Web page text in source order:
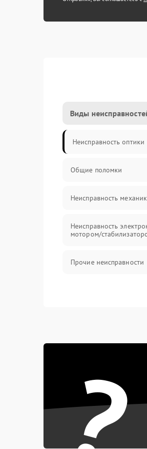
Виды
Неисправность оптики
Общие поломки
Неисправность
Неисправность
мотором/
Прочие неисправности